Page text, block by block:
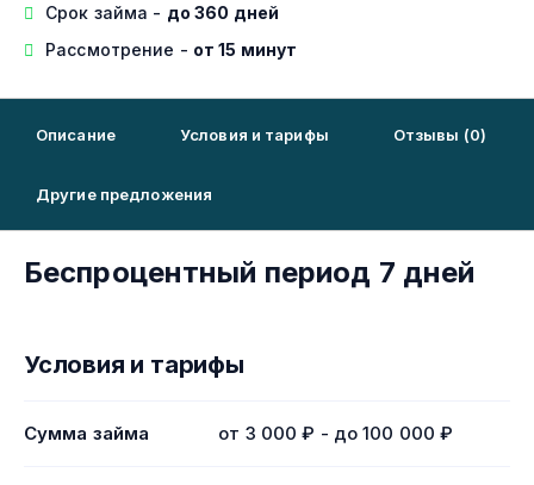
Срок займа - до 360 дней
Рассмотрение - от 15 минут
Описание Условия и тарифы Отзывы (0)
Другие предложения
Беспроцентный период 7 дней
Условия и тарифы
Сумма займа от 3 000 ₽ - до 100 000 ₽